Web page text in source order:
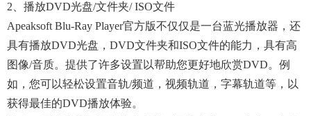
2、播放DVD光盘/文件夹/ ISO文件
Apeaksoft Blu-Ray Player官方版不仅仅是一台蓝光播放器，还
具有播放DVD光盘，DVD文件夹和ISO文件的能力，具有高
图像/音质。提供了许多设置以帮助您更好地欣赏DVD。例
如，您可以轻松设置音轨/频道，视频轨道，字幕轨道等，以
获得最佳的DVD播放体验。